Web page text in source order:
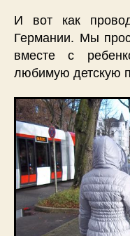
И вот как
Германии. Мы
вместе с
любимую детскую